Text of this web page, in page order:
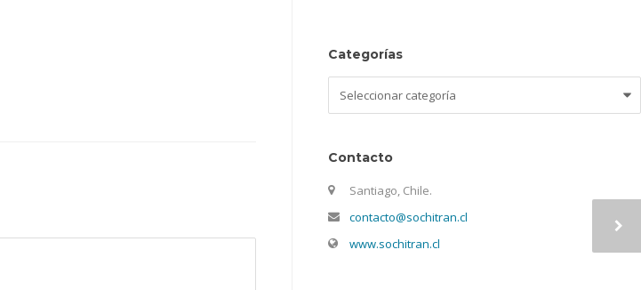
Categorías
Contacto
Santiago, Chile.
contacto@sochitran.cl
www.sochitran.cl